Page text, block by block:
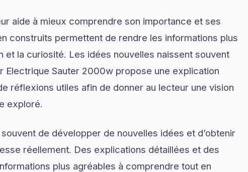
aide à mieux comprendre son importance et ses
construits permettent de rendre les informations plus
et la curiosité. Les idées nouvelles naissent souvent
Electrique Sauter 2000w propose une explication
réflexions utiles afin de donner au lecteur une vision
exploré.
de développer de nouvelles idées et d’obtenir
réellement. Des explications détaillées et des
plus agréables à comprendre tout en